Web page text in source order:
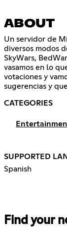
ABOUT
Un servidor de
diversos modos
SkyWars,
vasamos en lo
votaciones y
sugerencias y
CATEGORIES
SUPPORTED
Spanish
Find your